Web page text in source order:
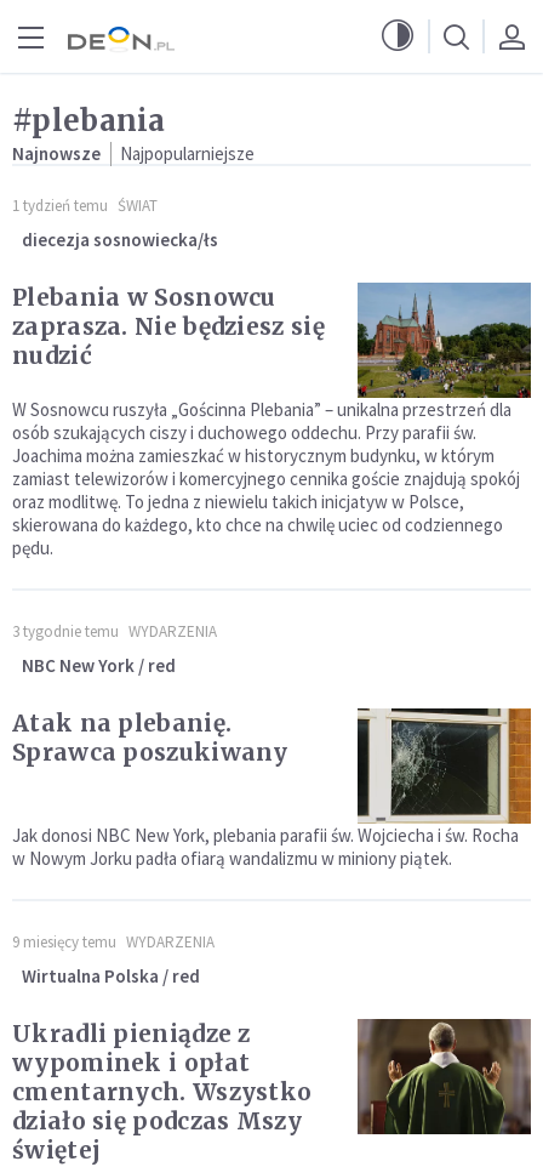
#plebania
Najnowsze Najpopularniejsze
1 tydzień temu ŚWIAT
diecezja sosnowiecka/łs
Plebania w Sosnowcu
zaprasza. Nie będziesz się
nudzić
W Sosnowcu ruszyła „Gościnna Plebania” – unikalna przestrzeń dla
osób szukających ciszy i duchowego oddechu. Przy parafii św.
Joachima można zamieszkać w historycznym budynku, w którym
zamiast telewizorów i komercyjnego cennika goście znajdują spokój
oraz modlitwę. To jedna z niewielu takich inicjatyw w Polsce,
skierowana do każdego, kto chce na chwilę uciec od codziennego
pędu.
3 tygodnie temu WYDARZENIA
NBC New York / red
Atak na plebanię.
Sprawca poszukiwany
Jak donosi NBC New York, plebania parafii św. Wojciecha i św. Rocha
w Nowym Jorku padła ofiarą wandalizmu w miniony piątek.
9 miesięcy temu WYDARZENIA
Wirtualna Polska / red
Ukradli pieniądze z
wypominek i opłat
cmentarnych. Wszystko
działo się podczas Mszy
świętej